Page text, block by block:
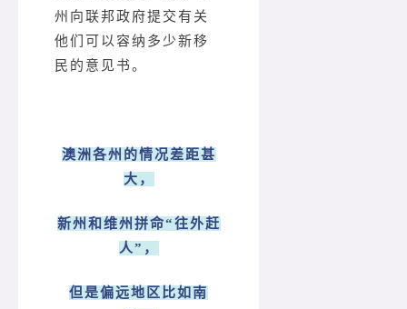
州向联邦政府提交有关
他们可以容纳多少新移
民的意见书。
澳洲各州的情况差距甚
大，
新州和维州拼命“往外赶
人”，
但是偏远地区比如南